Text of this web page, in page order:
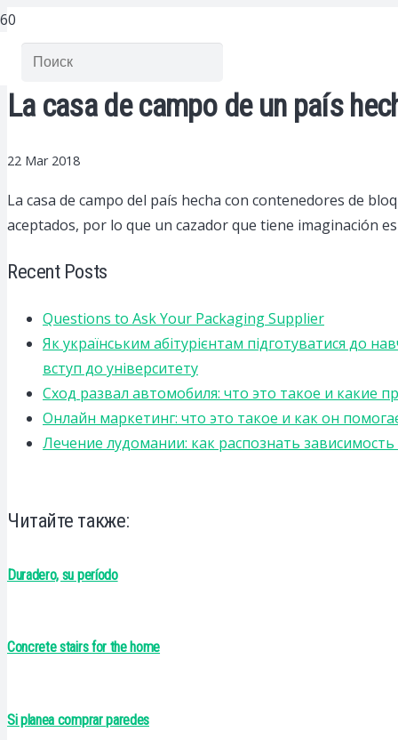
La casa de campo de un país
22 Mar 2018
La casa de campo del país hecha con contenedores de
aceptados, por lo que un cazador que tiene imaginación
Recent Posts
Questions to Ask Your Packaging Supplier
Як українським абітурієнтам підготуватися до
вступ до університету
Сход развал автомобиля: что это такое и какие
Онлайн маркетинг: что это такое и как он
Лечение лудомании: как распознать
Читайте также:
Duradero, su período
Concrete stairs for the home
Si planea comprar paredes